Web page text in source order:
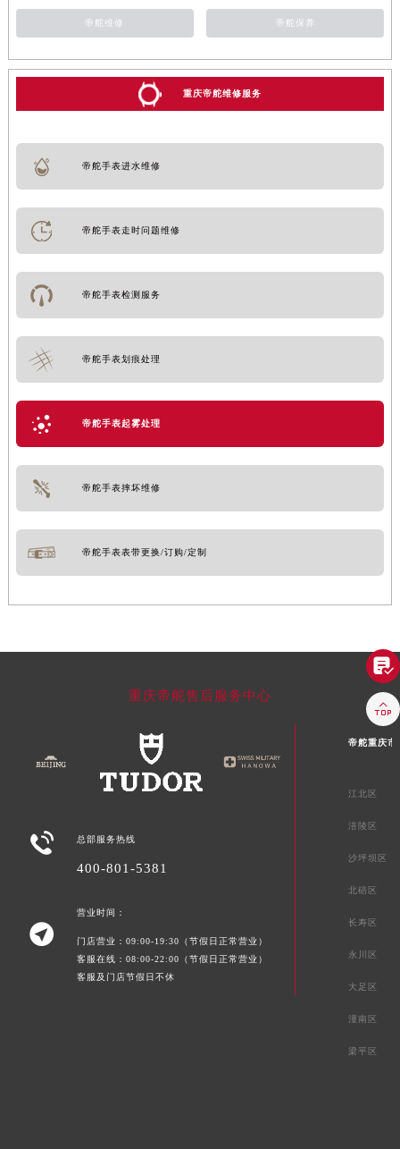
帝舵维修 帝舵保养
重庆帝舵维修服务
帝舵手表进水维修
帝舵手表走时问题维修
帝舵手表检测服务
帝舵手表划痕处理
帝舵手表起雾处理
帝舵手表摔坏维修
帝舵手表表带更换/订购/定制
重庆帝舵售后服务中心
 总部服务热线
400-801-5381

营业时间：
门店营业：09:00-19:30（节假日正常营业）
客服在线：08:00-22:00（节假日正常营业）
客服及门店节假日不休
帝舵重庆市
江北区
涪陵区
沙坪坝区
北碚区
长寿区
永川区
大足区
潼南区
梁平区

